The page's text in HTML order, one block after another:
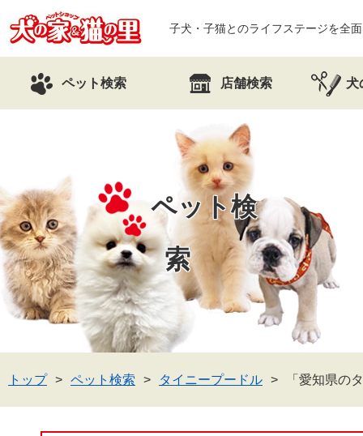
子犬・子猫とのライフステージを全
ペット検索 店舗検索 犬
ペット検
索
トップ ペット検索 タイニープードル 「愛知県の